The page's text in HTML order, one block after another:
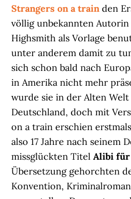
Strangers on a trainden
völlig unbekannten Autorin
Highsmith als Vorlage
unter anderem damit zu
sich schon bald nach
in Amerika nicht mehr
wurde sie in der Alten
Deutschland, doch mit
on a train erschien
also 17 Jahre nach seinem
missglückten TitelAlibi
Übersetzung gehorchten
Konvention,